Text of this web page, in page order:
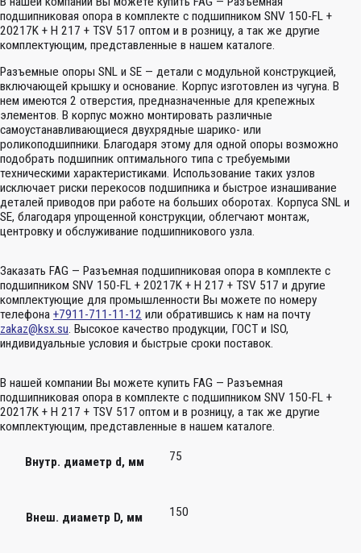
подшипниковая опора в комплекте с подшипником SNV 150-FL +
20217K + H 217 + TSV 517 оптом и в розницу, а так же другие
комплектующим, представленные в нашем каталоге.
Разъемные опоры SNL и SE — детали с модульной конструкцией,
включающей крышку и основание. Корпус изготовлен из чугуна. В
нем имеются 2 отверстия, предназначенные для крепежных
элементов. В корпус можно монтировать различные
самоустанавливающиеся двухрядные шарико- или
роликоподшипники. Благодаря этому для одной опоры возможно
подобрать подшипник оптимального типа с требуемыми
техническими характеристиками. Использование таких узлов
исключает риски перекосов подшипника и быстрое изнашивание
деталей приводов при работе на больших оборотах. Корпуса SNL и
SE, благодаря упрощенной конструкции, облегчают монтаж,
центровку и обслуживание подшипникового узла.
Заказать FAG — Разъемная подшипниковая опора в комплекте с
подшипником SNV 150-FL + 20217K + H 217 + TSV 517 и другие
комплектующие для промышленности Вы можете по номеру
телефона +7911-711-11-12 или обратившись к нам на почту
zakaz@ksx.su. Высокое качество продукции, ГОСТ и ISO,
индивидуальные условия и быстрые сроки поставок.
В нашей компании Вы можете купить FAG — Разъемная
подшипниковая опора в комплекте с подшипником SNV 150-FL +
20217K + H 217 + TSV 517 оптом и в розницу, а так же другие
комплектующим, представленные в нашем каталоге.
Внутр. диаметр d, мм 75
Внеш. диаметр D, мм 150